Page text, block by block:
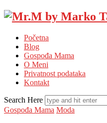
Početna
Blog
Gospođa Mama
O Meni
Privatnost podataka
Kontakt
Search Here
Gospođa Mama Moda